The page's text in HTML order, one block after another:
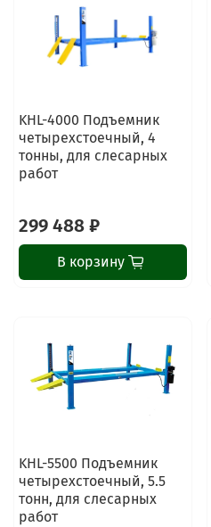
KHL-4000 Подъемник
четырехстоечный, 4
тонны, для слесарных
работ
299 488 ₽
В корзину
KHL-5500 Подъемник
четырехстоечный, 5.5
тонн, для слесарных
работ